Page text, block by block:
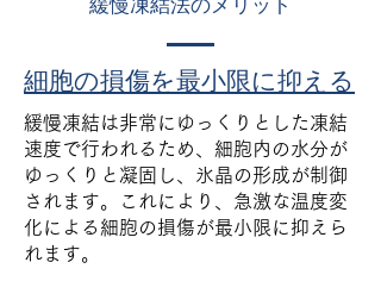
緩慢凍結法のメリット
細胞の損傷を最小限に抑える
緩慢凍結は非常にゆっくりとした凍結
速度で行われるため、細胞内の水分が
ゆっくりと凝固し、氷晶の形成が制御
されます。これにより、急激な温度変
化による細胞の損傷が最小限に抑えら
れます。